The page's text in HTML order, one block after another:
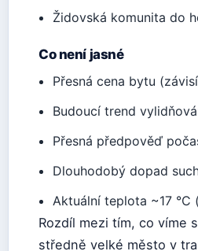
Židovská komunita do
Co není jasné
Přesná cena bytu
Budoucí trend
Přesná předpověď
Dlouhodobý dopad
Aktuální teplota ~17 °C
Rozdíl mezi tím, co víme
středně velké město v